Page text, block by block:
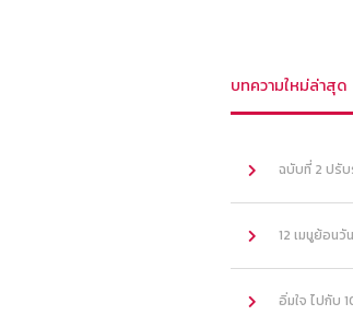
บทความใหม่ล่าสุด
ฉบับที่ 2 ปรับ
12 เมนูย้อนวั
อิ่มใจ ไปกับ